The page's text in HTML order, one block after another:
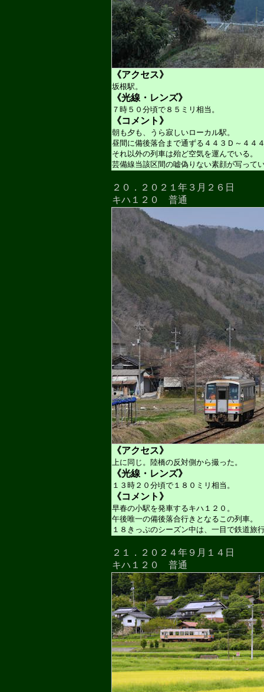
《アクセス》
坂根駅。
《光線・レンズ》
７時５０分頃で８５ミリ相当。
《コメント》
朝も夕も、うら寂しいローカル駅。
昼間に備後落合まで通ずる４４３Ｄ～４
それ以外の列車は殆ど空気を運んでいる。
芸備線当該区間の嘘偽りない素顔が写って
２０．２０２１年３月２６日
キハ１２０ 普通
《アクセス》
上に同じ。陸橋の反対側から撮った。
《光線・レンズ》
１３時２０分頃で１８０ミリ相当。
《コメント》
早春の小駅を発車するキハ１２０。
午後唯一の備後落合行きとなるこの列車。
１８きっぷのシーズン中は、一目で鉄道旅
２１．２０２４年９月１４日
キハ１２０ 普通